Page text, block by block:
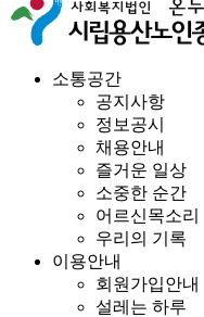
소통공간
공지사항
정보공시
채용안내
즐거운 일상
소중한 순간
어르신목소리
우리의 기록
이용안내
회원가입안내
설레는 하루